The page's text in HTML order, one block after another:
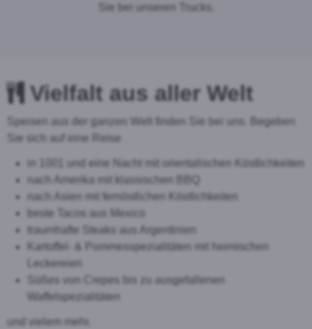
Sie bei unseren Trucks.
Vielfalt aus aller Welt
Speisen aus der ganzen Welt finden Sie bei uns. Begeben
Sie sich auf eine Reise
in 1001 und eine Nacht mit orientalischen Köstlichkeiten
nach Amerika mit klassischen BBQ
nach Asien mit fernöstlichen Köstlichkeiten
beste Tacos aus Mexico
traumhafte Steaks aus Argentinien
Kartoffel- & Pommesspezialitäten mit heimischen
Leckereien
Süßes von Crepes bis zu ausgefallenen
Waffelspezialitäten
und vielem mehr.